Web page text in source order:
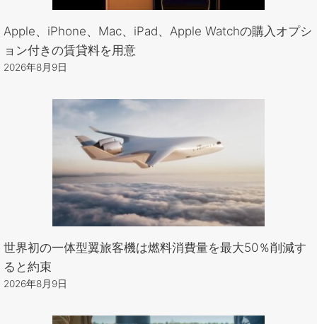
Apple、iPhone、Mac、iPad、Apple Watchの購入オプシ
ョン付きの賃貸料を用意
2026年8月9日
世界初の一体型翼旅客機は燃料消費量を最大50％削減す
ると約束
2026年8月9日